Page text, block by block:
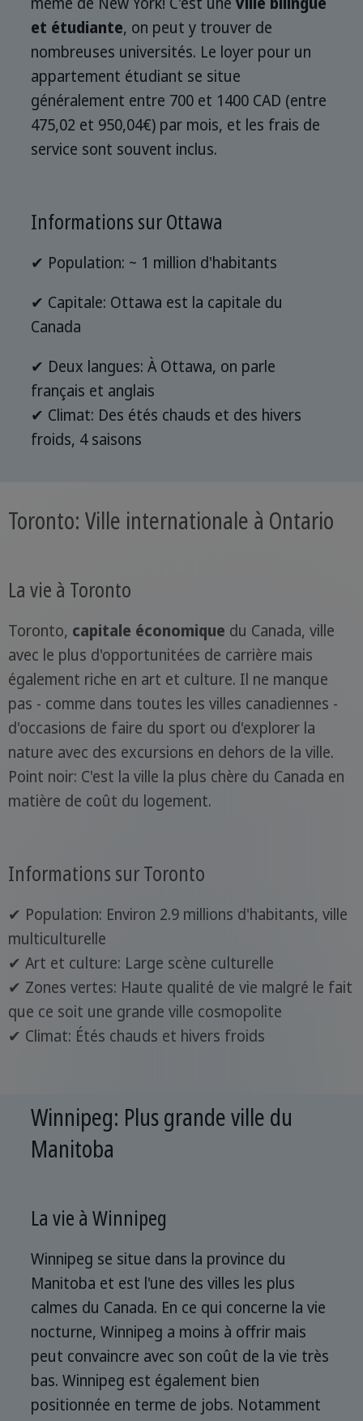
et étudiante, on peut y trouver de
nombreuses universités. Le loyer pour un
appartement étudiant se situe
généralement entre 700 et 1400 CAD (entre
475,02 et 950,04€) par mois, et les frais de
service sont souvent inclus.
Informations sur Ottawa
✔ Population: ~ 1 million d'habitants
✔ Capitale: Ottawa est la capitale du
Canada
✔ Deux langues: À Ottawa, on parle
français et anglais
✔ Climat: Des étés chauds et des hivers
froids, 4 saisons
Toronto: Ville internationale à Ontario
La vie à Toronto
Toronto, capitale économique du Canada, ville
avec le plus d'opportunitées de carrière mais
également riche en art et culture. Il ne manque
pas - comme dans toutes les villes canadiennes -
d'occasions de faire du sport ou d'explorer la
nature avec des excursions en dehors de la ville.
Point noir: C'est la ville la plus chère du Canada en
matière de coût du logement.
Informations sur Toronto
✔ Population: Environ 2.9 millions d'habitants, ville
multiculturelle
✔ Art et culture: Large scène culturelle
✔ Zones vertes: Haute qualité de vie malgré le fait
que ce soit une grande ville cosmopolite
✔ Climat: Étés chauds et hivers froids
Winnipeg: Plus grande ville du
Manitoba
La vie à Winnipeg
Winnipeg se situe dans la province du
Manitoba et est l'une des villes les plus
calmes du Canada. En ce qui concerne la vie
nocturne, Winnipeg a moins à offrir mais
peut convaincre avec son coût de la vie très
bas. Winnipeg est également bien
positionnée en terme de jobs. Notamment